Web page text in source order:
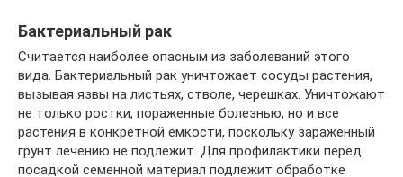
Бактериальный рак
Считается наиболее опасным из заболеваний этого
вида. Бактериальный рак уничтожает сосуды растения,
вызывая язвы на листьях, стволе, черешках. Уничтожают
не только ростки, пораженные болезнью, но и все
растения в конкретной емкости, поскольку зараженный
грунт лечению не подлежит. Для профилактики перед
посадкой семенной материал подлежит обработке